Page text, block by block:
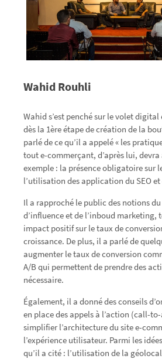
Wahid Rouhli
Wahid s’est penché sur le volet
dès la 1ère étape de création de la
parlé de ce qu’il a appelé « les
tout e-commerçant, d’après lui,
exemple : la présence obligatoire sur
l’utilisation des application du SEO et
Il a rapproché le public des notions
d’influence et de l’inboud
impact positif sur le taux de
croissance. De plus, il a parlé de
augmenter le taux de conversion
A/B qui permettent de prendre des
nécessaire.
Également, il a donné des conseils
en place des appels à l’action (call-
simplifier l’architecture du site e-
l’expérience utilisateur. Parmi les
qu’il a cité : l’utilisation de la